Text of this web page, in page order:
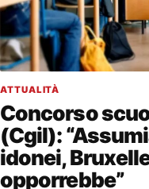
ATTUALITÀ
Concorso
(Cgil):
idonei,
opporrebbe”